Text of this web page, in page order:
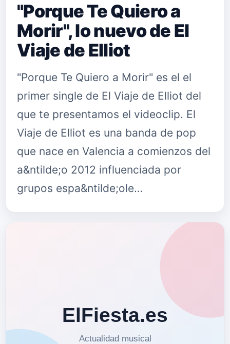
"Porque Te Quiero a
Morir", lo nuevo de El
Viaje de Elliot
"Porque Te Quiero a Morir" es el el
primer single de El Viaje de Elliot del
que te presentamos el videoclip. El
Viaje de Elliot es una banda de pop
que nace en Valencia a comienzos del
a&ntilde;o 2012 influenciada por
grupos espa&ntilde;ole…